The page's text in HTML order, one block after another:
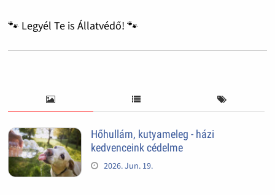
🐾 Legyél Te is Állatvédő! 🐾
Hőhullám, kutyameleg - házi
kedvenceink cédelme
2026. Jun. 19.